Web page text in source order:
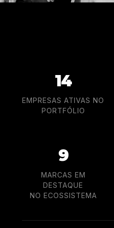
14
EMPRESAS ATIVAS NO
PORTFÓLIO
9
MARCAS EM
DESTAQUE
NO ECOSSISTEMA